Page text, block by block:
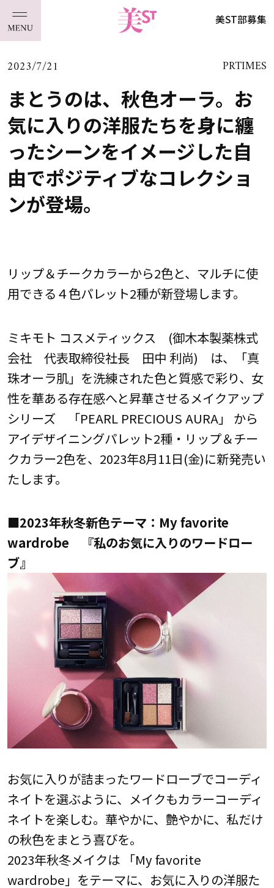
美ST部募集
2023/7/21 PRTIMES
まとうのは、秋色オーラ。お
気に入りの洋服たちを身に纏
ったシーンをイメージした自
由でポジティブなコレクショ
ンが登場。
リップ＆チークカラーから2色と、マルチに使
用できる４色パレット2種が新登場します。
ミキモト コスメティックス (御木本製薬株式
会社 代表取締役社長 田中 利尚) は、「真
珠オーラ肌」を洗練された色と質感で彩り、女
性を華ある存在感へと昇華させるメイクアップ
シリーズ 「PEARL PRECIOUS AURA」 から
アイデザイニングパレット2種・リップ＆チー
クカラー2色を、2023年8月11日(金)に新発売い
たします。
■2023年秋冬新色テーマ：My favorite
wardrobe 『私のお気に入りのワードロー
ブ』
お気に入りが詰まったワードローブでコーディ
ネイトを選ぶように、メイクもカラーコーディ
ネイトを楽しむ。華やかに、艶やかに、私だけ
の秋色をまとう喜びを。
2023年秋冬メイクは 「My favorite
wardrobe」をテーマに、お気に入りの洋服た